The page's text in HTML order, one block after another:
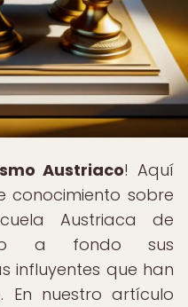
Austriaco! Aquí
conocimiento sobre
Austriaca de
a fondo sus
influyentes que han
En nuestro artículo